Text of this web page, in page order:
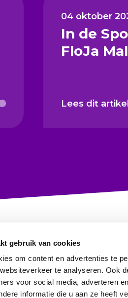
gebruik van cookies
om content en advertenties te
te analyseren. Ook
voor social media, adverteren
informatie die u aan ze heeft
04 oktober
In de
FloJa
Lees dit artikel